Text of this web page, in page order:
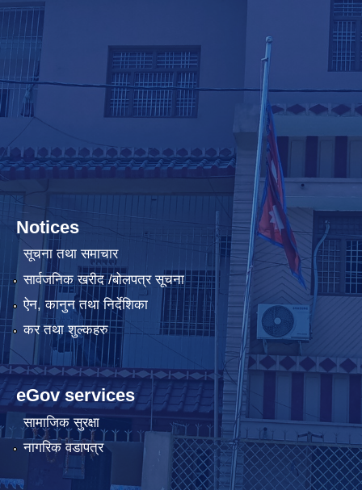
Notices
सूचना तथा समाचार
सार्वजनिक खरीद /बोलपत्र सूचना
ऐन, कानुन तथा निर्देशिका
कर तथा शुल्कहरु
eGov services
सामाजिक सुरक्षा
नागरिक वडापत्र